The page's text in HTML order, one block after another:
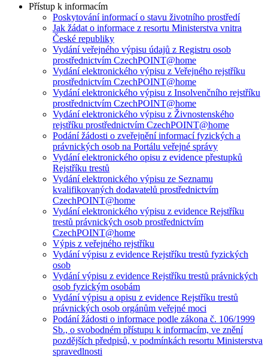
Přístup k informacím
Poskytování informací o stavu životního prostředí
Jak žádat o informace z resortu Ministerstva vnitra
České republiky
Vydání veřejného výpisu údajů z Registru osob
prostřednictvím CzechPOINT@home
Vydání elektronického výpisu z Veřejného rejstříku
prostřednictvím CzechPOINT@home
Vydání elektronického výpisu z Insolvenčního rejstříku
prostřednictvím CzechPOINT@home
Vydání elektronického výpisu z Živnostenského
rejstříku prostřednictvím CzechPOINT@home
Podání žádosti o zveřejnění informací fyzických a
právnických osob na Portálu veřejné správy
Vydání elektronického opisu z evidence přestupků
Rejstříku trestů
Vydání elektronického výpisu ze Seznamu
kvalifikovaných dodavatelů prostřednictvím
CzechPOINT@home
Vydání elektronického výpisu z evidence Rejstříku
trestů právnických osob prostřednictvím
CzechPOINT@home
Výpis z veřejného rejstříku
Vydání výpisu z evidence Rejstříku trestů fyzických
osob
Vydání výpisu z evidence Rejstříku trestů právnických
osob fyzickým osobám
Vydání výpisu a opisu z evidence Rejstříku trestů
právnických osob orgánům veřejné moci
Podání žádosti o informace podle zákona č. 106/1999
Sb., o svobodném přístupu k informacím, ve znění
pozdějších předpisů, v podmínkách resortu Ministerstva
spravedlnosti